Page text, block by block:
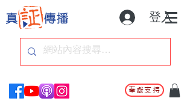
登入
奉獻支持